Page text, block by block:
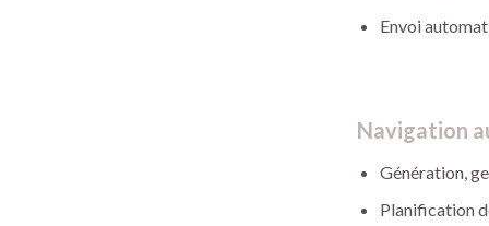
Envoi
Navigation
Génération,
Planification